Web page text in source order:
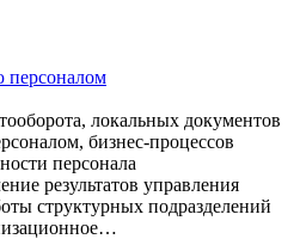
персоналом
локальных документов
бизнес-процессов
персонала
результатов управления
структурных подразделений